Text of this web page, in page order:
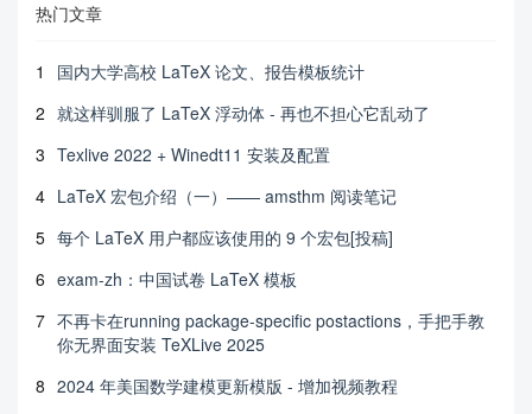
热门文章
1
国内大学高校 LaTeX 论文、报告模板统计
2 就这样驯服了 LaTeX 浮动体 - 再也不担心它乱动了
3 Texlive 2022 + Winedt11 安装及配置
4 LaTeX 宏包介绍（一）—— amsthm 阅读笔记
5 每个 LaTeX 用户都应该使用的 9 个宏包[投稿]
6 exam-zh：中国试卷 LaTeX 模板
7 不再卡在running package-specific postactions，手把手教
你无界面安装 TeXLive 2025
8 2024 年美国数学建模更新模版 - 增加视频教程